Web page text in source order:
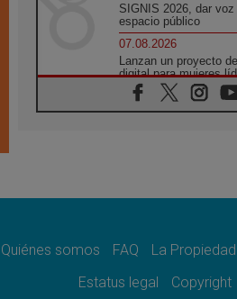
SIGNIS 2026, dar
espacio público
07.08.2026
Lanzan un proyecto
digital para mujeres
07.08.2026
Programa oficial del
06.08.2026
06.08.2026
de la Paz en la
Quiénes somos FAQ La Propiedad
Estatus legal
Copyright